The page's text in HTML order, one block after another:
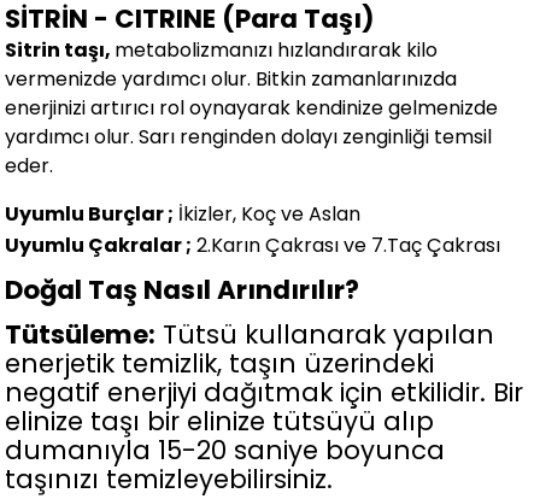
SİTRİN - CITRINE (Para Taşı)
Sitrin taşı, metabolizmanızı hızlandırarak kilo
vermenizde yardımcı olur. Bitkin zamanlarınızda
enerjinizi artırıcı rol oynayarak kendinize gelmenizde
yardımcı olur. Sarı renginden dolayı zenginliği temsil
eder.
Uyumlu Burçlar ; İkizler, Koç ve Aslan
Uyumlu Çakralar ; 2.Karın Çakrası ve 7.Taç Çakrası
Doğal Taş Nasıl Arındırılır?
Tütsüleme: Tütsü kullanarak yapılan
enerjetik temizlik, taşın üzerindeki
negatif enerjiyi dağıtmak için etkilidir. Bir
elinize taşı bir elinize tütsüyü alıp
dumanıyla 15-20 saniye boyunca
taşınızı temizleyebilirsiniz.